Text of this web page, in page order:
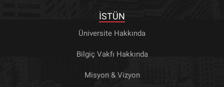
İSTÜN
Üniversite Hakkında
Bilgiç Vakfı Hakkında
Misyon & Vizyon